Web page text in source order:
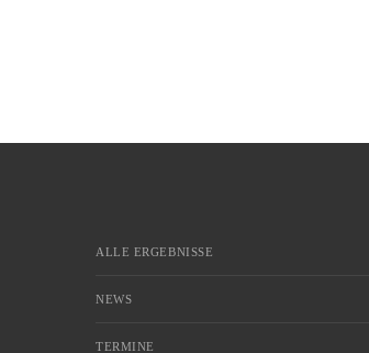
ALLE ERGEBNISSE
NEWS
TERMINE